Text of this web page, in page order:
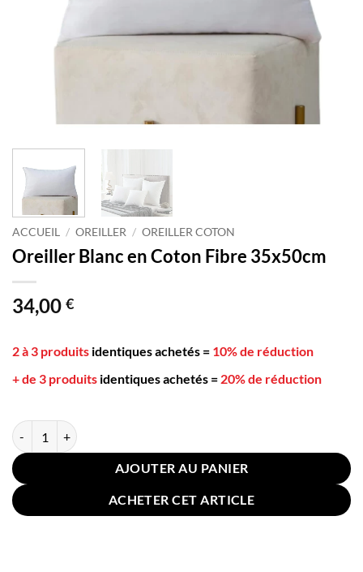
ACCUEIL / OREILLER / OREILLER COTON
Oreiller Blanc en Coton Fibre 35x50cm
34,00 €
2 à 3 produits identiques achetés = 10% de réduction
+ de 3 produits identiques achetés = 20% de réduction
quantité de Oreiller Blanc en Coton Fibre 35x50cm
AJOUTER AU PANIER
ACHETER CET ARTICLE